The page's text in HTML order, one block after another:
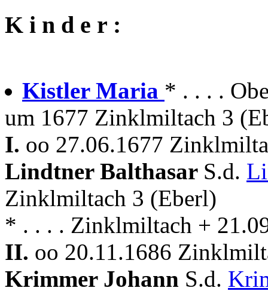
K i n d e r :
Kistler Maria * . . . .
um 1677 Zinklmiltach 3
I. oo 27.06.1677
Lindtner Balthasar S.d.
Zinklmiltach 3 (Eberl)
* . . . . Zinklmiltach +
II. oo 20.11.1686
Krimmer Johann S.d.